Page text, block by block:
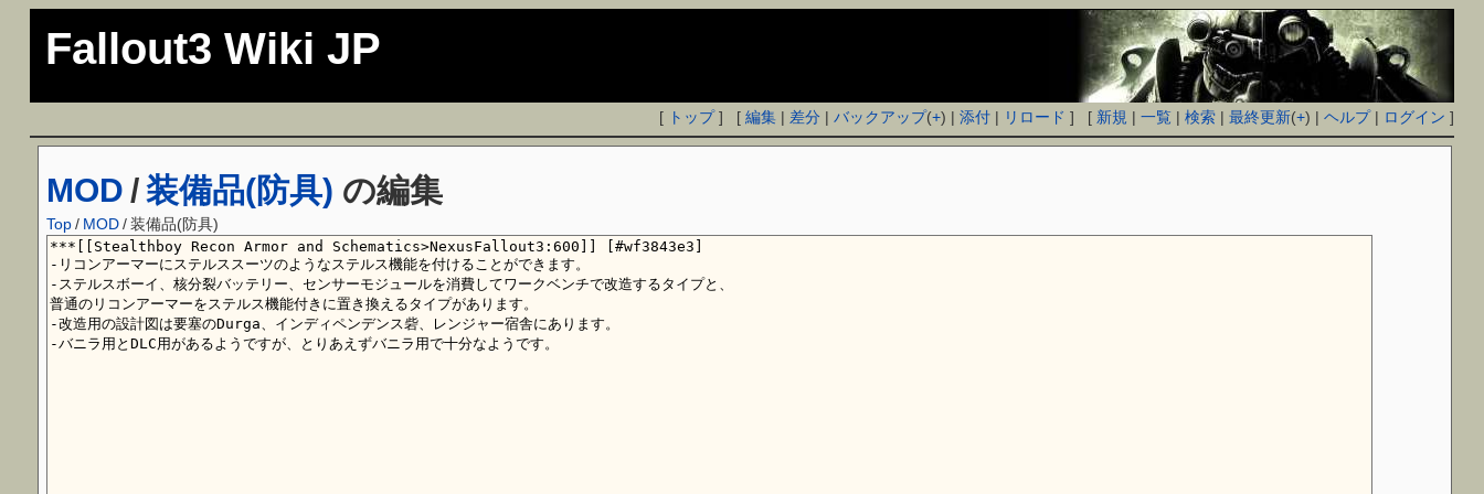
Fallout3 Wiki JP
[ トップ] [編集 | 差分 |バックアップ(+) |添付 | リロード ] [ 新規 |一覧 |検索 |最終更新(+) |ヘルプ| ログイン ]
MOD /装備品(防具) の編集
Top/ MOD/装備品(防具)